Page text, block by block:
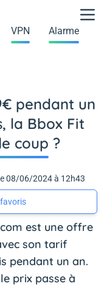
VPN Alarme
pendant un
la Bbox Fit
coup ?
08/06/2024 à 12h43
est une offre
son tarif
pendant un an.
prix passe à